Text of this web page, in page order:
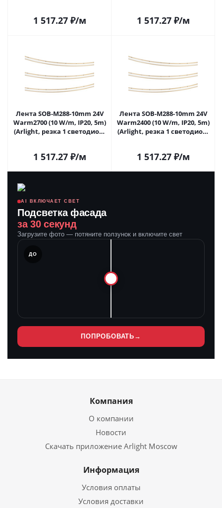
1 517.27₽/м 1 517.27₽/м
Лента SOB-M288-10mm 24V
Warm2700 (10 W/m, IP20, 5m)
(Arlight, резка 1 светодиод)
1 517.27₽/м
Лента SOB-M288-10mm 24V
Warm2400 (10 W/m, IP20, 5m)
(Arlight, резка 1 светодиод)
1 517.27₽/м
AI ВКЛЮЧАЕТ СВЕТ
Подсветка фасада
за 30 секунд
Загрузите фото — потяните ползунок и включите свет
ДО
ПОПРОБОВАТЬ →
Компания
О компании
Новости
Скачать приложение Arlight Moscow
Информация
Условия оплаты
Условия доставки